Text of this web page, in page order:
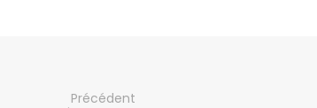
Précédent